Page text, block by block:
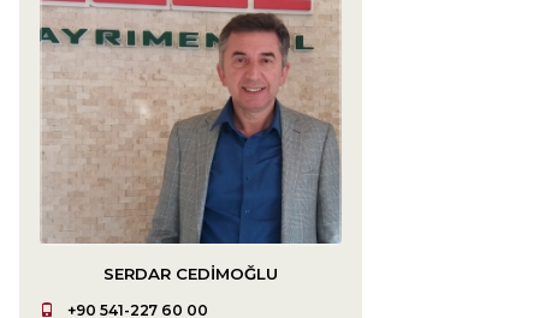
SERDAR CEDIMOĞLU
+90 541-227 60 00